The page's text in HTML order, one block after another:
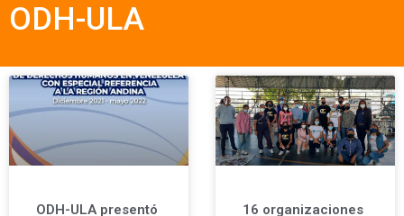
ODH-ULA
ODH-ULA presentó
16 organizaciones